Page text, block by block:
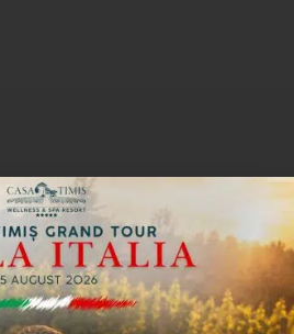
be the first to
offers, latest
events.